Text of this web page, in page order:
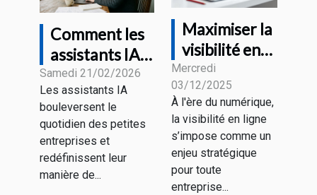
Comment les
assistants IA
transforment-
ils les petites
entreprises ?
Samedi 21/02/2026
Les assistants IA
bouleversent le
quotidien des petites
entreprises et
redéfinissent leur
manière de...
Maximiser la
visibilité en
ligne : est-ce
le moment
d'investir
dans le SEO ?
Mercredi
03/12/2025
À l'ère du numérique,
la visibilité en ligne
s’impose comme un
enjeu stratégique
pour toute
entreprise...